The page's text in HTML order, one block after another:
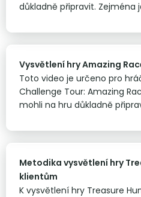
důkladně připravit. Zejména
rozhodnou hrát bez
hru pomocí QR
nahrazuje osobní vysvětlení
klientům naším
Vysvětlení hry Amazing
Toto video je určeno pro
Challenge Tour: Amazing
mohli na hru důkladně
samoobslužných her, kteří
hrát bez instruktora a
pomocí QR kódu. Plně nahrazuje osobní
vysvětlení programu
instruktorským týmem.
Metodika vysvětlení hry
klientům
K vysvětlení hry Treasure